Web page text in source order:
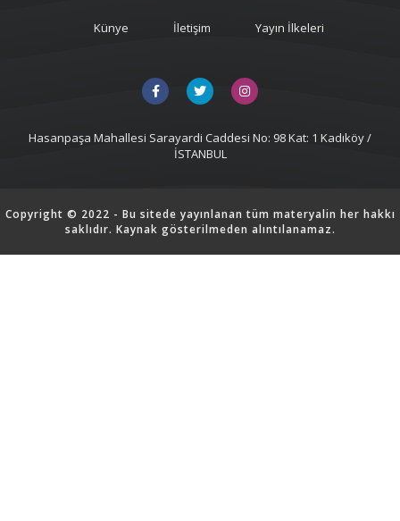
Künye İletişim Yayın İlkeleri
Hasanpaşa Mahallesi Sarayardi Caddesi No: 98 Kat: 1 Kadıköy /
İSTANBUL
Copyright © 2022 - Bu sitede yayınlanan tüm materyalin her hakkı
saklıdır. Kaynak gösterilmeden alıntılanamaz.